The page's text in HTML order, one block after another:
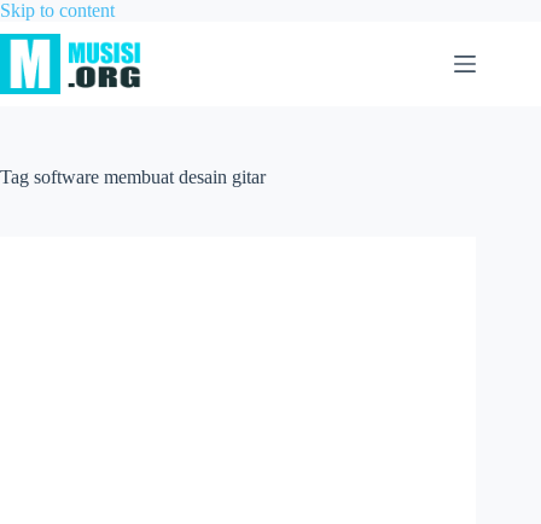
Skip to content
Tag software membuat desain gitar